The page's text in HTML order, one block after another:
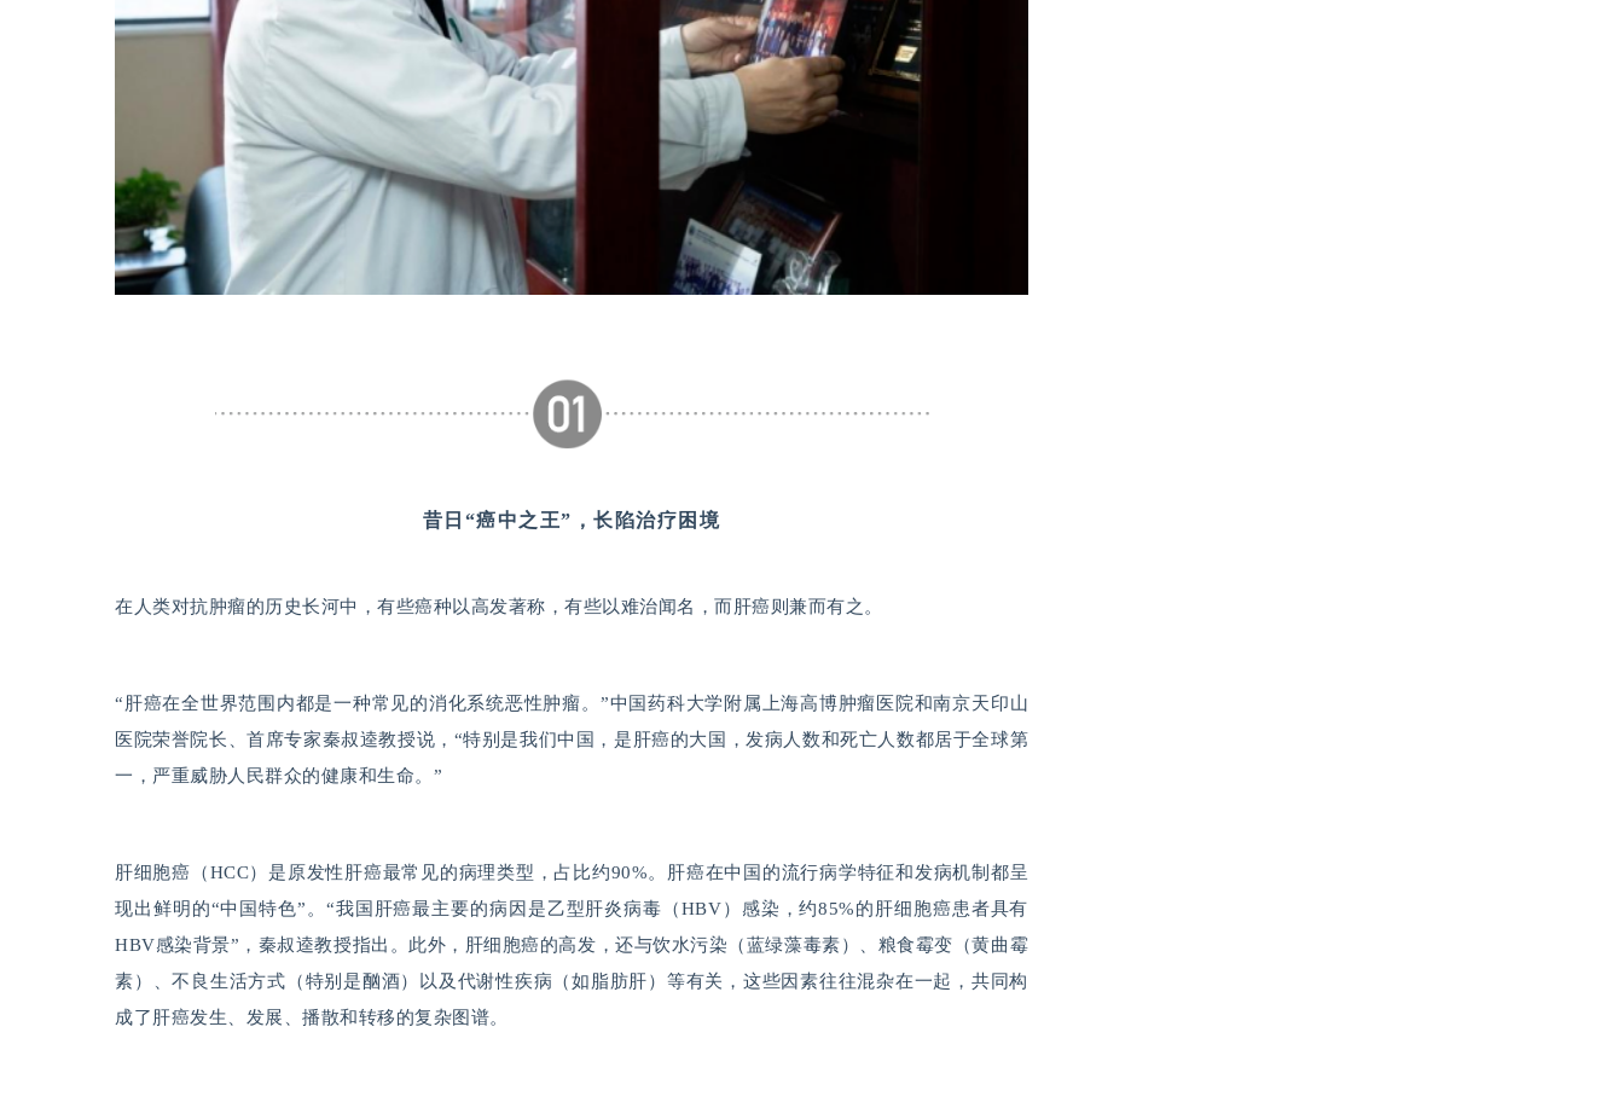
昔日“癌中之王”，长陷治疗困境
在人类对抗肿瘤的历史长河中，有些癌种以高发著称，有些以难治闻名，而肝癌则兼而有之。
“肝癌在全世界范围内都是一种常见的消化系统恶性肿瘤。”中国药科大学附属上海高博肿瘤医院和南京天印山
医院荣誉院长、首席专家秦叔逵教授说，“特别是我们中国，是肝癌的大国，发病人数和死亡人数都居于全球第
一 ，严重威胁人民群众的健康和生命。”
肝细胞癌（HCC）是原发性肝癌最常见的病理类型，占比约90%。肝癌在中国的流行病学特征和发病机制都呈
现出鲜明的“中国特色”。“我国肝癌最主要的病因是乙型肝炎病毒（HBV）感染，约85%的肝细胞癌患者具有
HBV感染背景”，秦叔逵教授指出。此外，肝细胞癌的高发，还与饮水污染（蓝绿藻毒素）、粮食霉变（黄曲霉
素）、不良生活方式（特别是酗酒）以及代谢性疾病（如脂肪肝）等有关，这些因素往往混杂在一起，共同构
成了肝癌发生、发展、播散和转移的复杂图谱。